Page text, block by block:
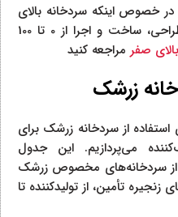
خصوص اینکه سردخانه بالای
صفر چیست؟ چه کاربردی دارد، طراحی، ساخت و اجرا از 0 تا 100
صفر مراجعه کنید
زرشک
از سردخانه زرشک برای
می‌پردازیم. این جدول
از سردخانه‌های مخصوص زرشک
تأمین، از تولیدکننده تا